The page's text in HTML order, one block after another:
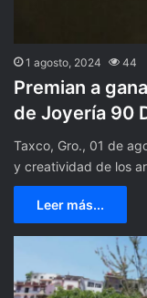
1 agosto, 2024 44
Premian a
de Joyería 90
Taxco, Gro., 01 de
y creatividad de los
Leer más...